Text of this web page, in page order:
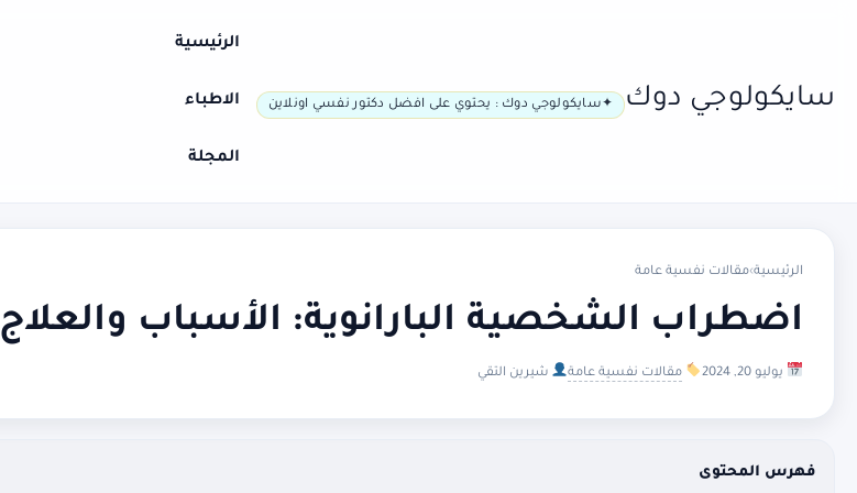
سايكولوجي دوك سايكولوجي دوك : يحتوي على افضل دكتور نفسي اونلاين
الرئيسية
الاطباء
المجلة
الرئيسية›مقالات نفسية عامة
اضطراب الشخصية البارانوية: الأسباب والعلاج
يوليو 20, 2024 مقالات نفسية عامة شيرين التقي
فهرس المحتوى